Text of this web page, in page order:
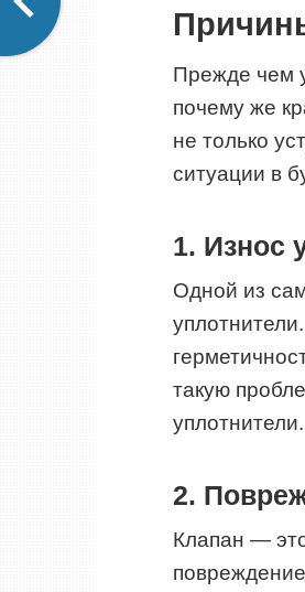
Прежде чем
почему же
не только
ситуации в
1. Износ
Одной из
такую
уплотнители.
2.
Клапан —